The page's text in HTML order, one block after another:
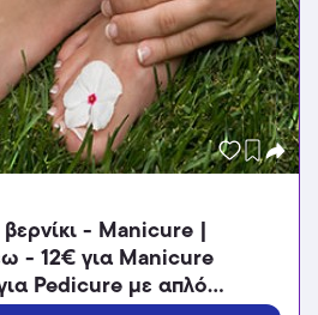
- Manicure |
- 12€ για Manicure
Pedicure με απλό